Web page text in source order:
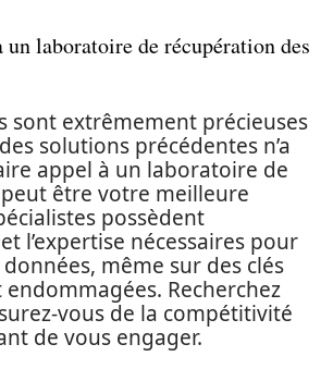
un laboratoire de récupération des
sont extrêmement précieuses
solutions précédentes n’a
appel à un laboratoire de
être votre meilleure
possèdent
l’expertise nécessaires pour
même sur des clés
Recherchez
vous de la compétitivité
de vous engager.